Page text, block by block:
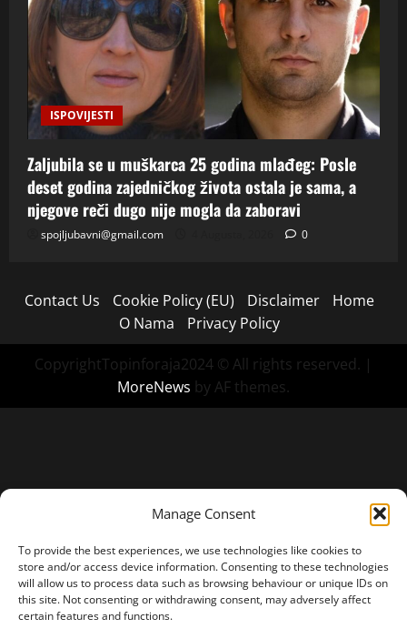
Manage Consent
To provide the best experiences, we use technologies like cookies to
store and/or access device information. Consenting to these technologies
will allow us to process data such as browsing behaviour or unique IDs on
this site. Not consenting or withdrawing consent, may adversely affect
certain features and functions.
ISPOVIJESTI
Zaljubila se u muškarca 25 godina mlađeg: Posle
deset godina zajedničkog života ostala je sama, a
njegove reči dugo nije mogla da zaboravi
spojljubavni@gmail.com 0
Contact Us Cookie Policy (EU) Disclaimer
Home
O Nama
Privacy Policy
CopyrightTopinforaja2024 © All rights reserved. |
MoreNews by AF themes.